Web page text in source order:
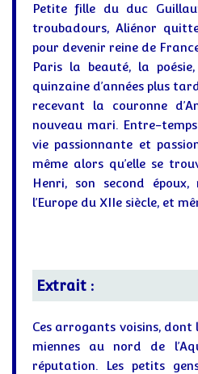
Petite fille du duc
troubadours, Aliénor
pour devenir reine de
Paris la beauté, la
quinzaine d’années plus
recevant la couronne
nouveau mari. Entre-
vie passionnante et
même alors qu’elle se
Henri, son second
l’Europe du XIIe siècle, et
Extrait :
Ces arrogants voisins, dont
miennes au nord de
réputation. Les petits